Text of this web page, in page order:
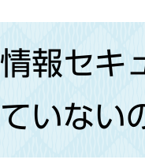
情報セキ
ていない